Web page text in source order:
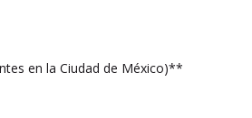
en la Ciudad de México)**